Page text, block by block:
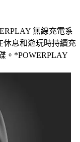
無線充電系
休息和遊玩時持續充
。*POWERPLAY